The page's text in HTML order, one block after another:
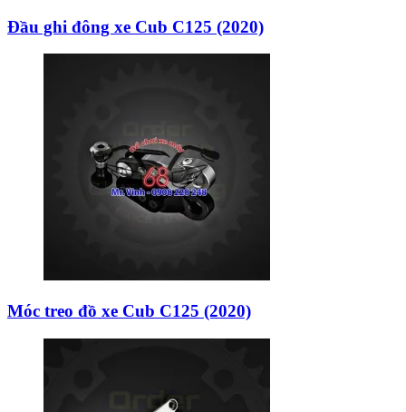
Đầu ghi đông xe Cub C125 (2020)
Móc treo đồ xe Cub C125 (2020)